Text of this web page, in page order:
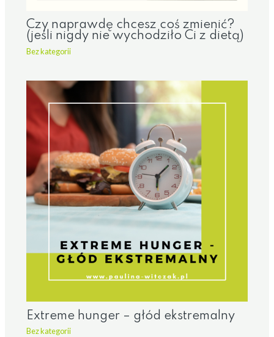
Czy naprawdę chcesz coś zmienić?
(jeśli nigdy nie wychodziło Ci z dietą)
Bez kategorii
Extreme hunger – głód ekstremalny
Bez kategorii